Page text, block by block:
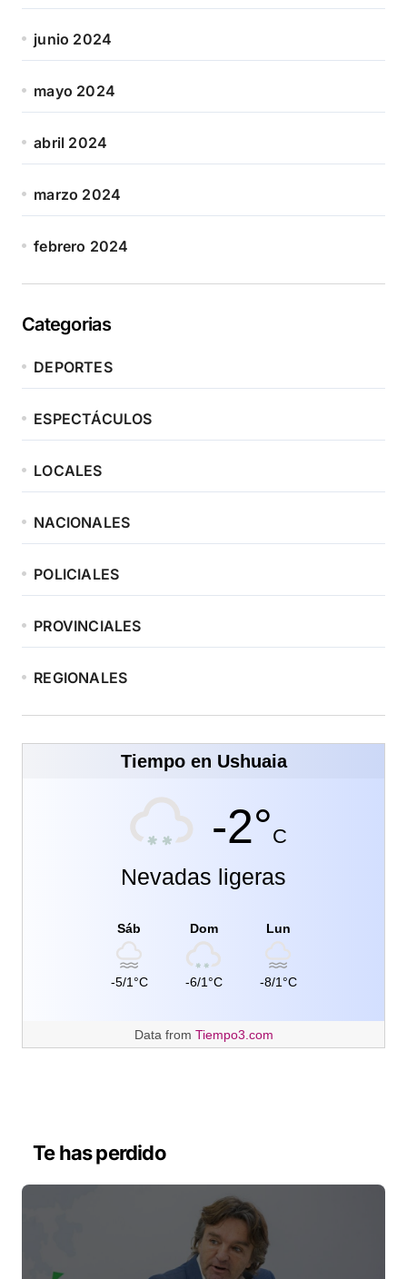
junio 2024
mayo 2024
abril 2024
marzo 2024
febrero 2024
Categorias
DEPORTES
ESPECTÁCULOS
LOCALES
NACIONALES
POLICIALES
PROVINCIALES
REGIONALES
Tiempo en Ushuaia
-2°C
Nevadas ligeras
Sáb
-5/1°C
Dom
-6/1°C
Lun
-8/1°C
Data from Tiempo3.com
Te has perdido